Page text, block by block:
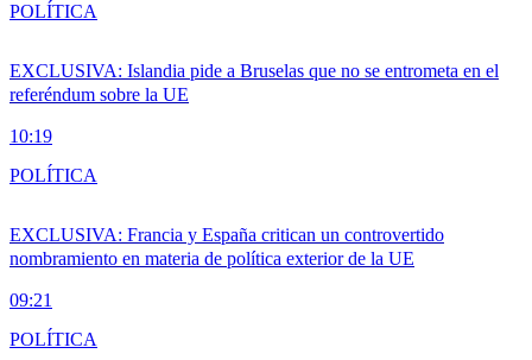
EXCLUSIVA: Islandia pide a Bruselas que no se entrometa en el
referéndum sobre la UE
10:19
POLÍTICA
EXCLUSIVA: Francia y España critican un controvertido
nombramiento en materia de política exterior de la UE
09:21
POLÍTICA
POLÍTICA